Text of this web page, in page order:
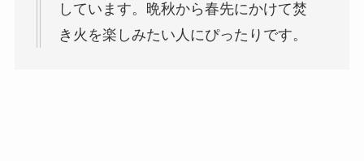
しています。晩秋から春先にかけて焚
き火を楽しみたい人にぴったりです。